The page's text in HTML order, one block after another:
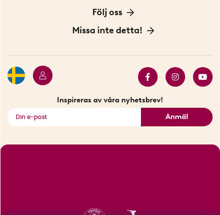
Personuppgiftspolicy
Om oss
Vår historia
Följ oss
Blogg: Smarta tips
Missa inte detta!
Inspireras av våra nyhetsbrev!
Anmäl